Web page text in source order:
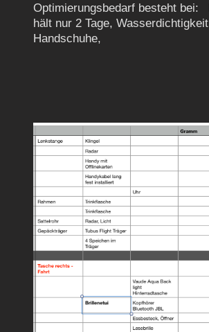
Optimierungsbedarf besteht bei:
hält nur 2 Tage, Wasserdichtigkeit
Handschuhe,